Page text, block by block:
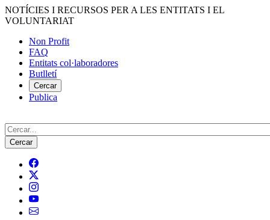
Vés
al
NOTÍCIES I RECURSOS PER A LES ENTITATS I EL
VOLUNTARIAT
Menú
del
compte
d'usuari
Non Profit
FAQ
Entitats col·laboradores
Butlletí
Cercar
Publica
Cerca